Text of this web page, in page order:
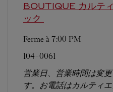
BOUTIQUE カルテ
ック
Ferme à 7:00 PM
104-0061
営業日、営業時間は変
す。お電話はカルティ